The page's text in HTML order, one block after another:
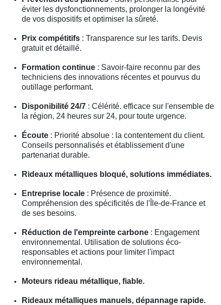
éviter les dysfonctionnements, prolonger la longévité
de vos dispositifs et optimiser la sûreté.
Prix compétitifs : Transparence sur les tarifs. Devis
gratuit et détaillé.
Formation continue : Savoir-faire reconnu par des
techniciens des innovations récentes et pourvus du
outillage performant.
Disponibilité 24/7 : Célérité. efficace sur l'ensemble de
la région, 24 heures sur 24, pour toute urgence.
Écoute : Priorité absolue : la contentement du client.
Conseils personnalisés et établissement d'une
partenariat durable.
Rideaux métalliques bloqué, solutions immédiates.
Entreprise locale : Présence de proximité.
Compréhension des spécificités de l'Île-de-France et
de ses besoins.
Réduction de l'empreinte carbone : Engagement
environnemental. Utilisation de solutions éco-
responsables et actions pour limiter l'impact
environnemental.
Moteurs rideau métallique, fiable.
Rideaux métalliques manuels, dépannage rapide.